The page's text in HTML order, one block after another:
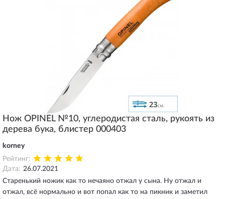
Нож OPINEL №10, углеродистая сталь, рукоять из
дерева бука, блистер 000403
korney
Рейтинг:
Дата: 26.07.2021
Старенький ножик как то нечаяно отжал у сына. Ну отжал и
отжал, всё нормально и вот попал как то на пикник и заметил